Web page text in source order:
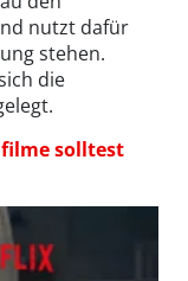
nutzt dafür
stehen.
die
solltest